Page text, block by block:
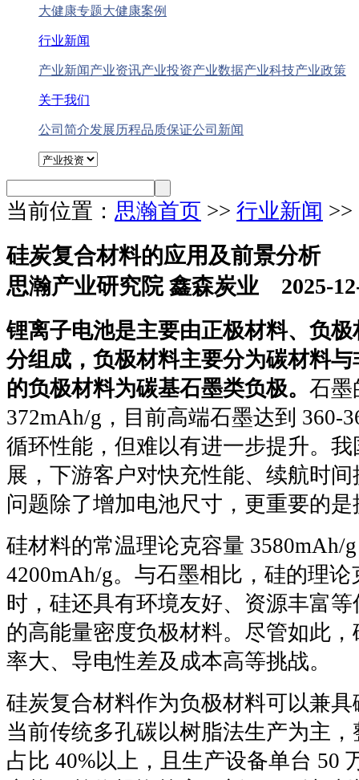
大健康专题大健康案例
行业新闻
产业新闻产业资讯产业投资产业数据产业科技产业政策
关于我们
公司简介发展历程品质保证公司新闻
当前位置： 思瀚首页 >> 行业新闻
硅炭复合材料的应用及前景分析
思瀚产业研究院 鑫森炭业 2025-
锂离子电池是主要由正极材料、负
分组成，负极材料主要分为碳材料
的负极材料为碳基石墨类负极。 石墨
372mAh/g，目前高端石墨达到 360-
循环性能，但难以有进一步提升。
展，下游客户对快充性能、续航时
问题除了增加电池尺寸，更重要的
硅材料的常温理论克容量 3580mAh/
4200mAh/g。与石墨相比，硅的理
时，硅还具有环境友好、资源丰富
的高能量密度负极材料。尽管如此
率大、导电性差及成本高等挑战。
硅炭复合材料作为负极材料可以兼
当前传统多孔碳以树脂法生产为主
占比 40%以上，且生产设备单台 50